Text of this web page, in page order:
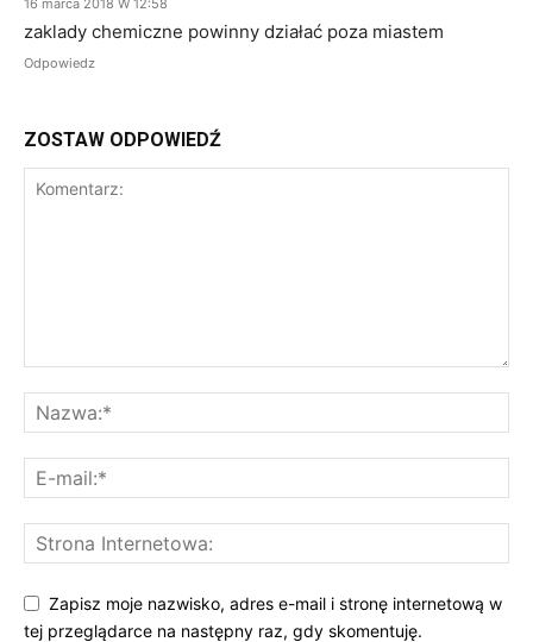
16 marca 2018 W 12:58
zaklady chemiczne powinny działać poza miastem
Odpowiedz
ZOSTAW ODPOWIEDŹ
Zapisz moje nazwisko, adres e-mail i stronę internetową w
tej przeglądarce na następny raz, gdy skomentuję.